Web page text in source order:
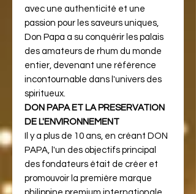
avec une authenticité et une
passion pour les saveurs uniques,
Don Papa a su conquérir les palais
des amateurs de rhum du monde
entier, devenant une référence
incontournable dans l'univers des
spiritueux.
DON PAPA ET LA PRESERVATION
DE L'ENVIRONNEMENT
Il y a plus de 10 ans, en créant DON
PAPA, l'un des objectifs principal
des fondateurs était de créer et
promouvoir la première marque